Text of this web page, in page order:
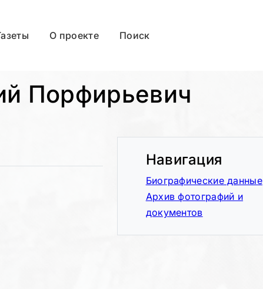
О проекте Поиск
Порфирьевич
Навигация
Биографические данные
Архив фотографий и
документов